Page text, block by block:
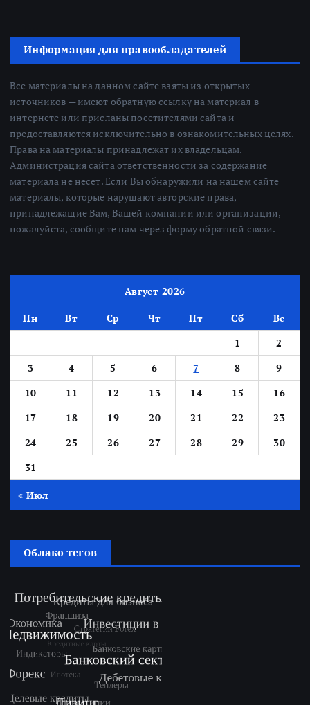
Информация для правообладателей
Все материалы на данном сайте взяты из открытых
источников — имеют обратную ссылку на материал в
интернете или присланы посетителями сайта и
предоставляются исключительно в ознакомительных целях.
Права на материалы принадлежат их владельцам.
Администрация сайта ответственности за содержание
материала не несет. Если Вы обнаружили на нашем сайте
материалы, которые нарушают авторские права,
принадлежащие Вам, Вашей компании или организации,
пожалуйста, сообщите нам через форму обратной связи.
Август 2026
Пн Вт Ср Чт Пт Сб
Вс
1
2
3
4 5 6 7 8
9
10
11 12 13 14 15
16
17
18 19 20 21 22
23
24
25 26 27 28 29
30
31
« Июл
Облако тегов